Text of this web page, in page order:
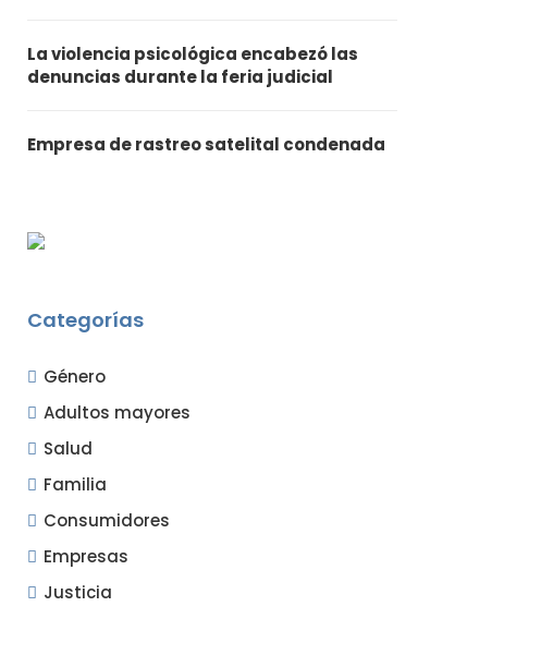
La violencia psicológica encabezó las
denuncias durante la feria judicial
Empresa de rastreo satelital condenada
Categorías
Género
Adultos mayores
Salud
Familia
Consumidores
Empresas
Justicia